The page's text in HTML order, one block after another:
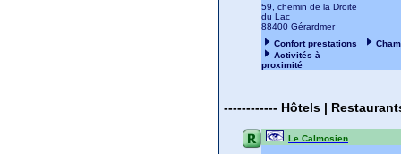
59, chemin de la Droite
du Lac
88400 Gérardmer
Confort prestations
Activités à
proximité
------------ Hôtels |
Le Calmosien